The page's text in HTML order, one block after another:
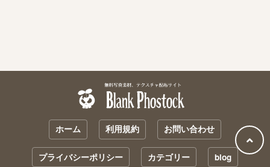
ホーム 利用規約 お問い合わせ
プライバシーポリシー カテゴリー blog